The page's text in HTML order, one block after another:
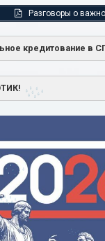
Разговоры о
кредитование в
Правительства РФ
поддержке
кредитования»
р
кредитование:
на образование с
Сделай правильный